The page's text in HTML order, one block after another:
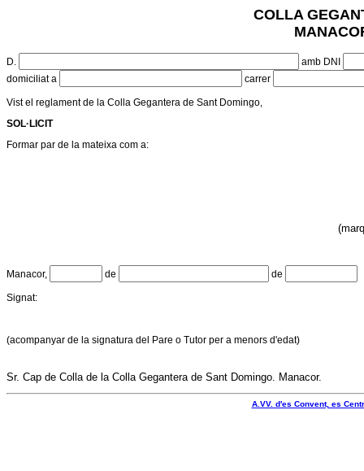
COLLA
D.
amb DNI
domiciliat a
carrer
Vist el reglament de la Colla Gegantera de Sant Domingo,
SOL·LICIT
Formar par de la mateixa com a:
Manacor, de de
Signat:
(acompanyar de la signatura del Pare o Tutor per a menors d'edat)
Sr. Cap de Colla de la Colla Gegantera de Sant Domingo. Manacor.
A.VV. d'es Convent, es